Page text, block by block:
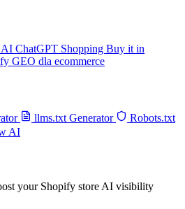
AI ChatGPT Shopping Buy it in
GEO dla ecommerce
llms.txt Generator
Robots.txt
AI
your Shopify store AI visibility